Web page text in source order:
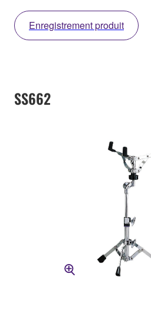
Enregistrement produit
SS662